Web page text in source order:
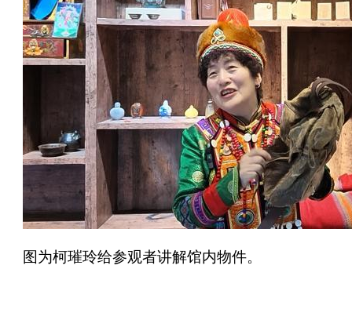
图为柯璀玲给参观者讲解馆内物件。